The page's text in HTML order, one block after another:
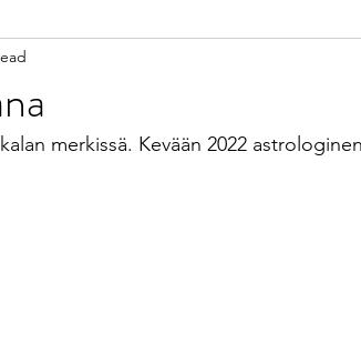
Vesimies
merkissä Mitä on astrologia?
merkissä. Kevään 2022